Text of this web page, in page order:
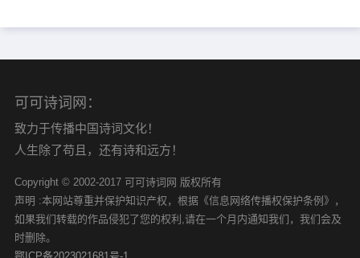
可可诗词网：
致力于传播中国诗词文化！
人生除了苟且，还有诗和远方！
Copyright © 2002-2017 可可诗词网 版权所有
声明 :本网站尊重并保护知识产权，根据《信息网络传播权保护条例》，
如果我们转载的作品侵犯了您的权利,请在一个月内通知我们，我们会及
时删除。